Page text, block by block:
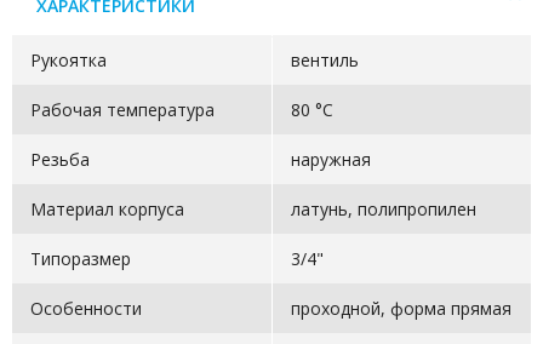
ХАРАКТЕРИСТИКИ
Рукоятка вентиль
Рабочая температура 80 °С
Резьба наружная
Материал корпуса латунь, полипропилен
Типоразмер 3/4"
Особенности проходной, форма прямая